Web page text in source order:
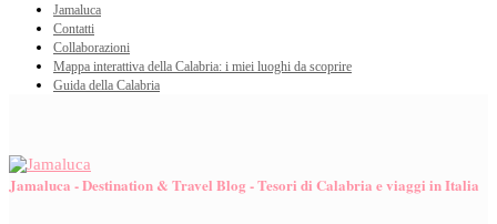
Jamaluca
Contatti
Collaborazioni
Mappa interattiva della Calabria: i miei luoghi da scoprire
Guida della Calabria
Jamaluca - Destination & Travel Blog - Tesori di Calabria e viaggi in Italia